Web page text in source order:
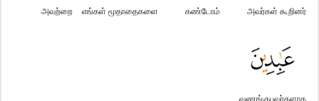
அவர்கள் கூறினர்
கண்டோம்
எங்கள் மூதாதைகளை
அவற்றை
வணங்குபவர்களாக